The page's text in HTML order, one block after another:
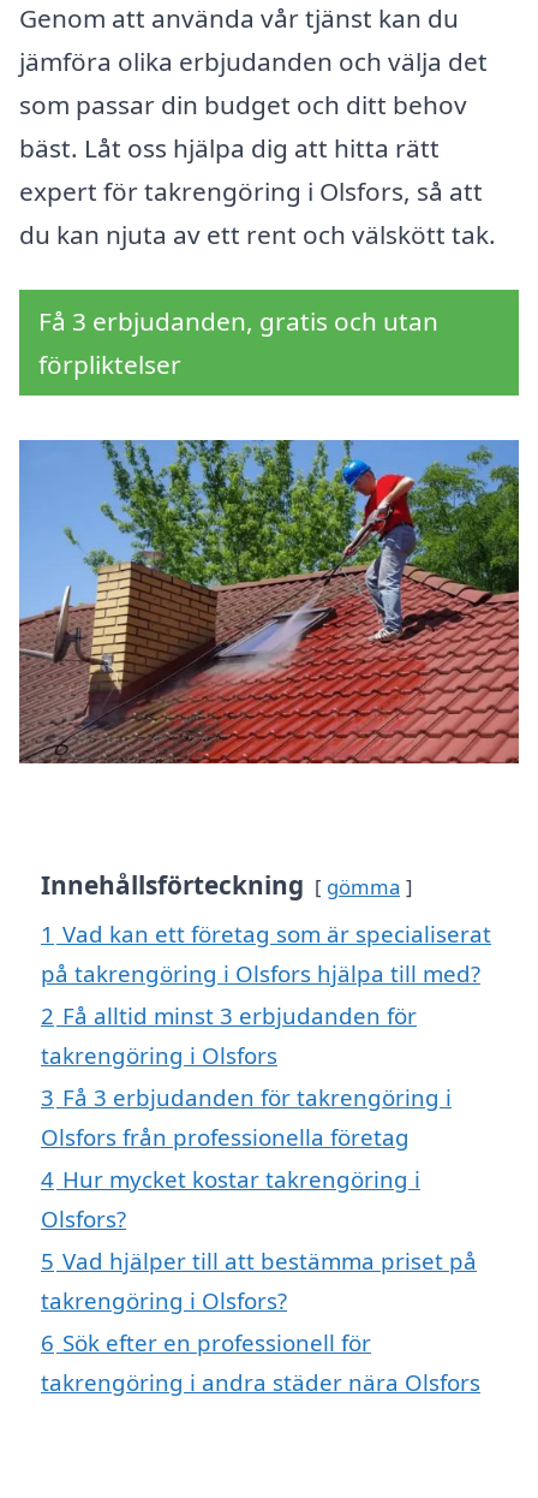
Genom att använda vår tjänst kan du
jämföra olika erbjudanden och välja det
som passar din budget och ditt behov
bäst. Låt oss hjälpa dig att hitta rätt
expert för takrengöring i Olsfors, så att
du kan njuta av ett rent och välskött tak.
Få 3 erbjudanden, gratis och utan
förpliktelser
Innehållsförteckning gömma
1 Vad kan ett företag som är specialiserat
på takrengöring i Olsfors hjälpa till med?
2 Få alltid minst 3 erbjudanden för
takrengöring i Olsfors
3 Få 3 erbjudanden för takrengöring i
Olsfors från professionella företag
4 Hur mycket kostar takrengöring i
Olsfors?
5 Vad hjälper till att bestämma priset på
takrengöring i Olsfors?
6 Sök efter en professionell för
takrengöring i andra städer nära Olsfors